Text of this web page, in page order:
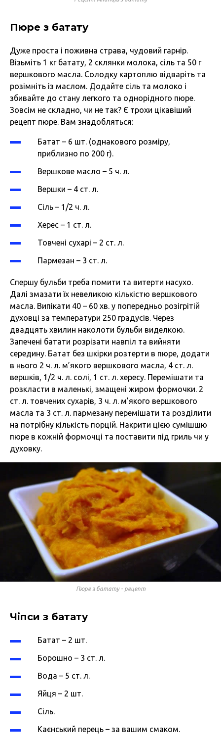
Пюре з батату
Дуже проста і поживна страва, чудовий гарнір.
Візьміть 1 кг батату, 2 склянки молока, сіль та 50 г
вершкового масла. Солодку картоплю відваріть та
розімніть із маслом. Додайте сіль та молоко і
збивайте до стану легкого та однорідного пюре.
Зовсім не складно, чи не так? Є трохи цікавіший
рецепт пюре. Вам знадобляться:
Батат – 6 шт. (однакового розміру,
приблизно по 200 г).
Вершкове масло – 5 ч. л.
Вершки – 4 ст. л.
Сіль – 1/2 ч. л.
Херес – 1 ст. л.
Товчені сухарі – 2 ст. л.
Пармезан – 3 ст. л.
Спершу бульби треба помити та витерти насухо.
Далі змазати їх невеликою кількістю вершкового
масла. Випікати 40 – 60 хв. у попередньо розігрітій
духовці за температури 250 градусів. Через
двадцять хвилин наколоти бульби виделкою.
Запечені батати розрізати навпіл та вийняти
середину. Батат без шкірки розтерти в пюре, додати
в нього 2 ч. л. м’якого вершкового масла, 4 ст. л.
вершків, 1/2 ч. л. солі, 1 ст. л. хересу. Перемішати та
розкласти в маленькі, змащені жиром формочки. 2
ст. л. товчених сухарів, 3 ч. л. м’якого вершкового
масла та 3 ст. л. пармезану перемішати та розділити
на потрібну кількість порцій. Накрити цією сумішшю
пюре в кожній формочці та поставити під гриль чи у
духовку.
Пюре з батату - рецепт
Чіпси з батату
Батат – 2 шт.
Борошно – 3 ст. л.
Вода – 5 ст. л.
Яйця – 2 шт.
Сіль.
Каєнський перець – за вашим смаком.